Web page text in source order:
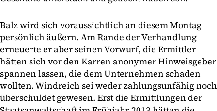
Balz wird sich voraussichtlich an diesem Montag
persönlich äußern. Am Rande der Verhandlung
erneuerte er aber seinen Vorwurf, die Ermittler
hätten sich vor den Karren anonymer Hinweisgeber
spannen lassen, die dem Unternehmen schaden
wollten. Windreich sei weder zahlungsunfähig noch
überschuldet gewesen. Erst die Ermittlungen der